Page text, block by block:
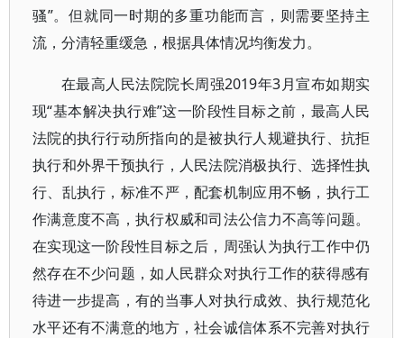
骚”。但就同一时期的多重功能而言，则需要坚持主
流，分清轻重缓急，根据具体情况均衡发力。
在最高人民法院院长周强2019年3月宣布如期实
现“基本解决执行难”这一阶段性目标之前，最高人民
法院的执行行动所指向的是被执行人规避执行、抗拒
执行和外界干预执行，人民法院消极执行、选择性执
行、乱执行，标准不严，配套机制应用不畅，执行工
作满意度不高，执行权威和司法公信力不高等问题。
在实现这一阶段性目标之后，周强认为执行工作中仍
然存在不少问题，如人民群众对执行工作的获得感有
待进一步提高，有的当事人对执行成效、执行规范化
水平还有不满意的地方，社会诚信体系不完善对执行